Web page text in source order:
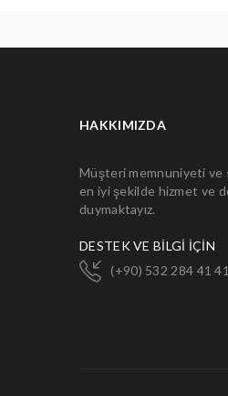
HAKKIMIZDA
Müşteri memnuniyeti ve
en iyi şekilde hizmet ve
duymaktayız.
DESTEK VE BİLGİ İÇİN
(+90) 532 284 41 41